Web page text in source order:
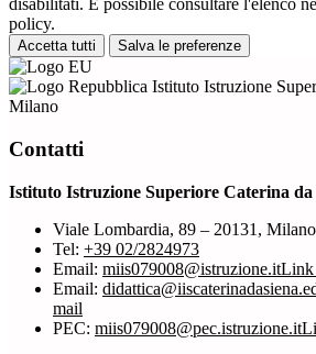
disabilitati. È possibile consultare l'elenco
policy.
Accetta tutti Salva le preferenze
Istituto Istruzione
Milano
Contatti
Istituto Istruzione Superiore Caterina
Viale Lombardia, 89 – 20131, Milano
Tel: +39 02/2824973
Email: miis079008@istruzione.itLink
Email:
mail
PEC: miis079008@pec.istruzione.it